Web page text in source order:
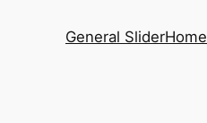
General SliderHome